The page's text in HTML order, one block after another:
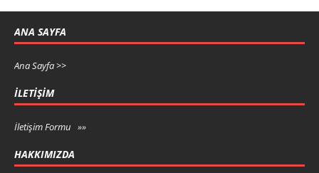
ANA SAYFA
Ana Sayfa >>
İLETIŞIM
İletişim Formu »»
HAKKIMIZDA